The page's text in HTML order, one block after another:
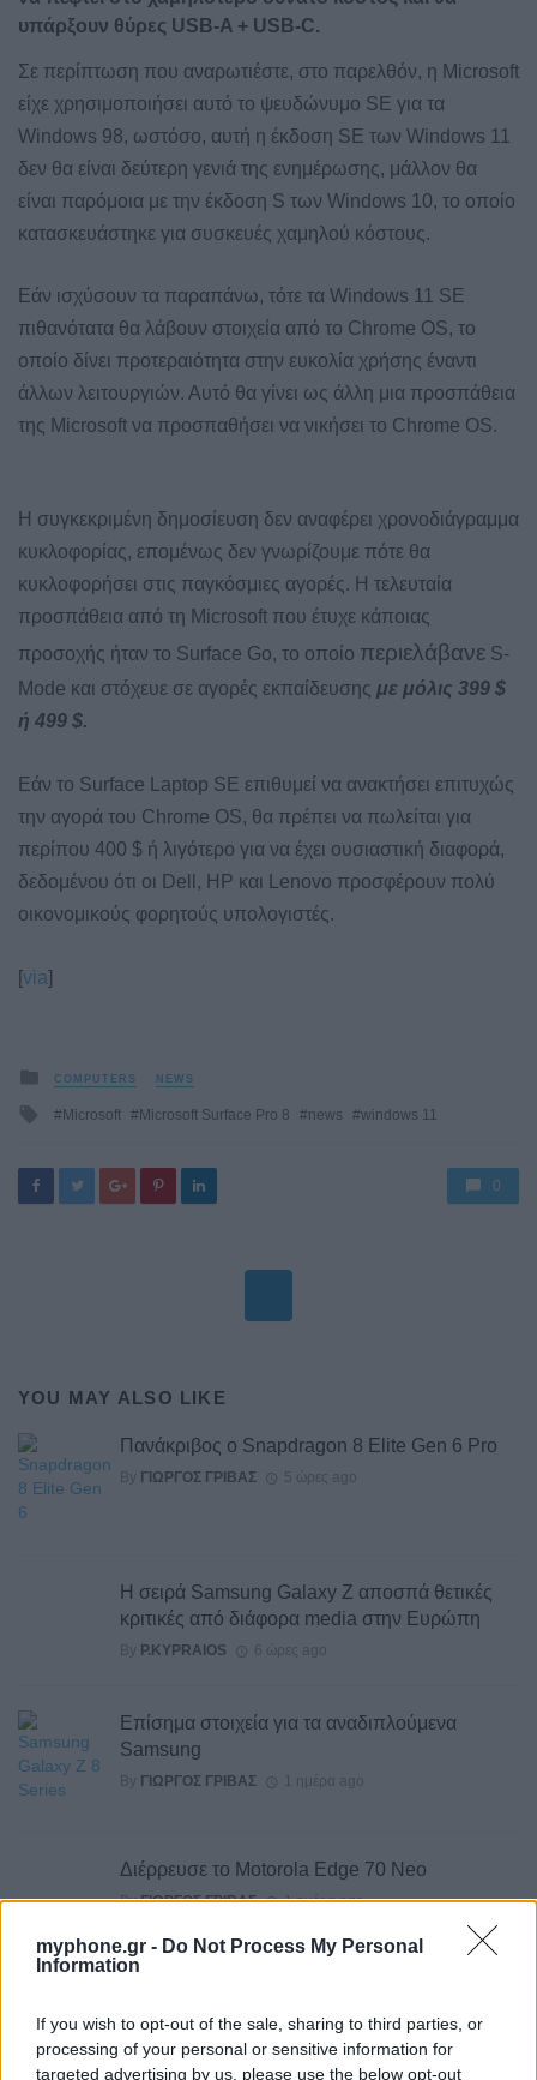
myphone.gr - Do Not Process My Personal
Information
If you wish to opt-out of the sale, sharing to third parties, or
processing of your personal or sensitive information for
targeted advertising by us, please use the below opt-out
υπάρξουν θύρες USB-A + USB-C.
Σε περίπτωση που αναρωτιέστε, στο παρελθόν, η Microsoft
είχε χρησιμοποιήσει αυτό το ψευδώνυμο SE για τα
Windows 98, ωστόσο, αυτή η έκδοση SE των Windows 11
δεν θα είναι δεύτερη γενιά της ενημέρωσης, μάλλον θα
είναι παρόμοια με την έκδοση S των Windows 10, το οποίο
κατασκευάστηκε για συσκευές χαμηλού κόστους.
Εάν ισχύσουν τα παραπάνω, τότε τα Windows 11 SE
πιθανότατα θα λάβουν στοιχεία από το Chrome OS, το
οποίο δίνει προτεραιότητα στην ευκολία χρήσης έναντι
άλλων λειτουργιών. Αυτό θα γίνει ως άλλη μια προσπάθεια
της Microsoft να προσπαθήσει να νικήσει το Chrome OS.
Η συγκεκριμένη δημοσίευση δεν αναφέρει χρονοδιάγραμμα
κυκλοφορίας, επομένως δεν γνωρίζουμε πότε θα
κυκλοφορήσει στις παγκόσμιες αγορές. Η τελευταία
προσπάθεια από τη Microsoft που έτυχε κάποιας
προσοχής ήταν το Surface Go, το οποίο περιελάβανε S-
Mode και στόχευε σε αγορές εκπαίδευσης με μόλις 399 $
ή 499 $.
Εάν το Surface Laptop SE επιθυμεί να ανακτήσει επιτυχώς
την αγορά του Chrome OS, θα πρέπει να πωλείται για
περίπου 400 $ ή λιγότερο για να έχει ουσιαστική διαφορά,
δεδομένου ότι οι Dell, HP και Lenovo προσφέρουν πολύ
οικονομικούς φορητούς υπολογιστές.
[via]
Posted
in
COMPUTERS NEWS
Tagged
Microsoft Microsoft Surface Pro 8 news windows 11
0
YOU MAY ALSO LIKE
Πανάκριβος ο Snapdragon 8 Elite Gen 6 Pro
By ΓΙΏΡΓΟΣ ΓΡΊΒΑΣ 5 ώρες ago
Η σειρά Samsung Galaxy Z αποσπά θετικές
κριτικές από διάφορα media στην Ευρώπη
By P.KYPRAIOS 6 ώρες ago
Επίσημα στοιχεία για τα αναδιπλούμενα
Samsung
By ΓΙΏΡΓΟΣ ΓΡΊΒΑΣ 1 ημέρα ago
Διέρρευσε το Motorola Edge 70 Neo
ByΓΙΏΡΓΟΣ ΓΡΊΒΑΣ 1 ημέρα ago
Το σύνολο των τεχνικών προδιαγραφών του
By ΓΙΏΡΓΟΣ ΓΡΊΒΑΣ 2 ημέρες ago